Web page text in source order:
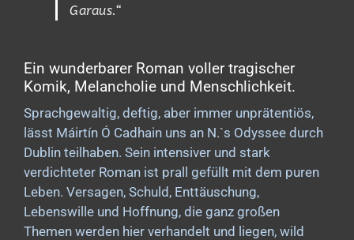
Garaus.“
Ein wunderbarer Roman voller tragischer
Komik, Melancholie und Menschlichkeit.
Sprachgewaltig, deftig, aber immer unprätentiös,
lässt Máirtín Ó Cadhain uns an N.`s Odyssee durch
Dublin teilhaben. Sein intensiver und stark
verdichteter Roman ist prall gefüllt mit dem puren
Leben. Versagen, Schuld, Enttäuschung,
Lebenswille und Hoffnung, die ganz großen
Themen werden hier verhandelt und liegen, wild